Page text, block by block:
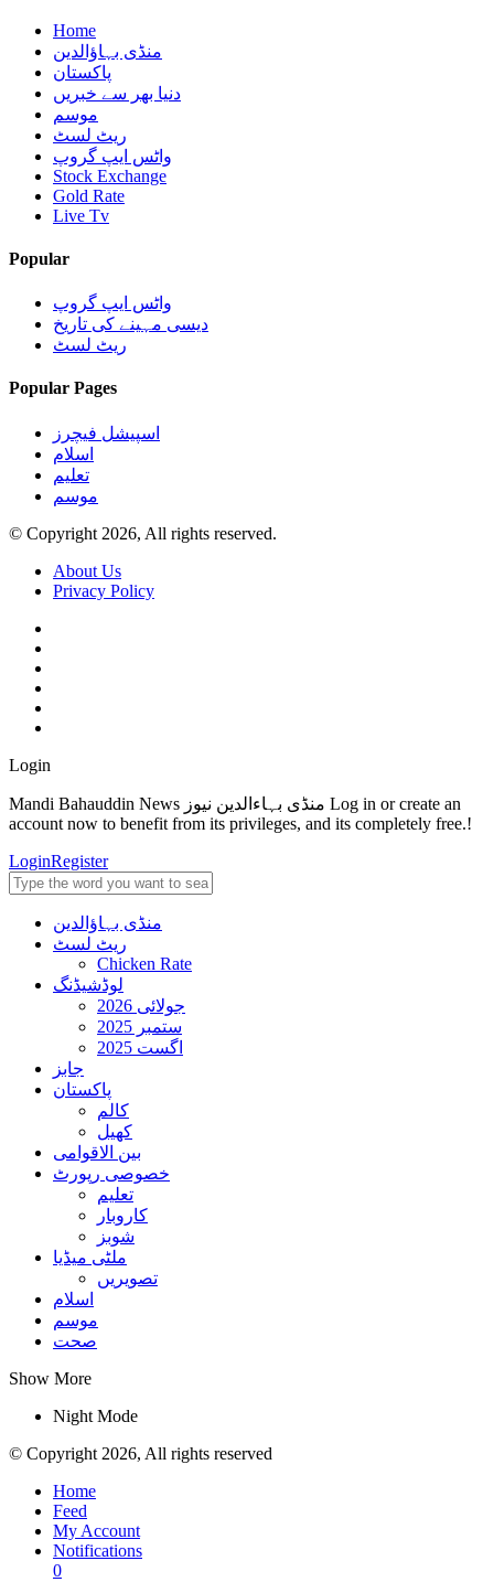
Home
منڈی بہاؤالدین
پاکستان
دنیا بھر سے خبریں
موسم
ریٹ لسٹ
واٹس ایپ گروپ
Stock Exchange
Gold Rate
Live Tv
Popular
واٹس ایپ گروپ
دیسی مہینے کی تاریخ
ریٹ لسٹ
Popular Pages
اسپیشل فیچرز
اسلام
تعلیم
موسم
© Copyright 2026, All rights reserved.
About Us
Privacy Policy
Login
Mandi Bahauddin News منڈی بہاءالدین نیوز Log in or create an
account now to benefit from its privileges, and its completely free.!
LoginRegister
منڈی بہاؤالدین
ریٹ لسٹ
Chicken Rate
لوڈشیڈنگ
جولائی 2026
ستمبر 2025
اگست 2025
جابز
پاکستان
کالم
کھیل
بین الاقوامی
خصوصی رپورٹ
تعلیم
کاروبار
شوبز
ملٹی میڈیا
تصویریں
اسلام
موسم
صحت
Show More
Night Mode
© Copyright 2026, All rights reserved
Home
Feed
My Account
Notifications
0